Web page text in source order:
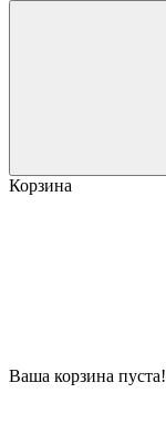
Корзина
Ваша корзина пуста!